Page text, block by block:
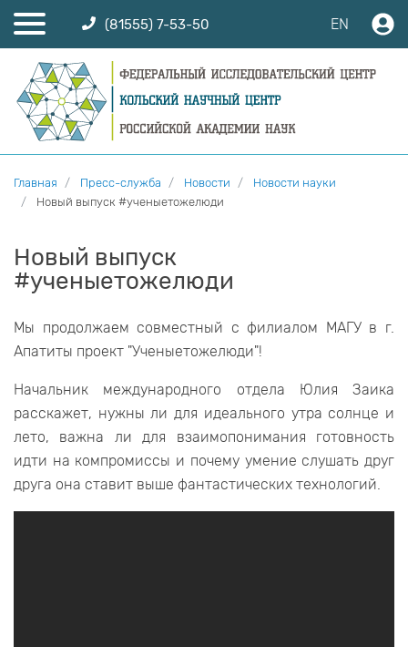
(81555) 7-53-50 EN
Главная Пресс-служба Новости
Новости науки
Новый выпуск #ученыетожелюди
Новый выпуск
#ученыетожелюди
Мы продолжаем совместный с филиалом МАГУ в г.
Апатиты проект "Ученыетожелюди"!
Начальник международного отдела Юлия Заика
расскажет, нужны ли для идеального утра солнце и
лето, важна ли для взаимопонимания готовность
идти на компромиссы и почему умение слушать друг
друга она ставит выше фантастических технологий.